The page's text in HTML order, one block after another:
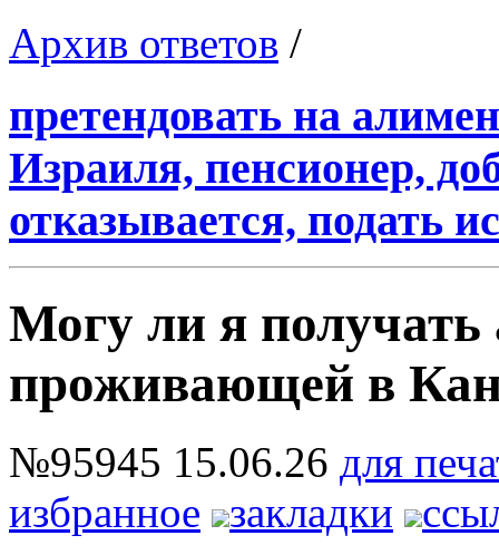
Архив ответов /
претендовать на
Израиля, пенсионер,
отказывается, подать
Могу ли я
проживающей в
№95945 15.06.26 для
избранное
закладки